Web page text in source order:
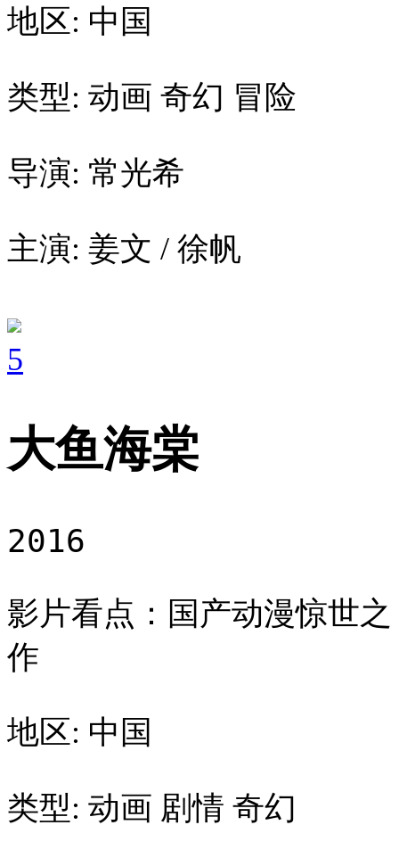
地区: 中国
类型: 动画 奇幻 冒险
导演: 常光希
主演: 姜文 / 徐帆
5
大鱼海棠
2016
影片看点：国产动漫惊世之
作
地区: 中国
类型: 动画 剧情 奇幻